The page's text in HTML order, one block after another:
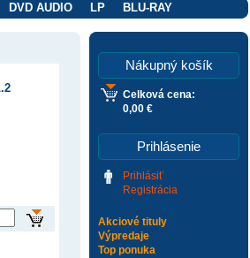
DVD AUDIO LP BLU-RAY
Nákupný košík
Celková cena:
0,00 €
Prihlásenie
Prihlásiť
Registrácia
Akciové tituly
Výpredaje
Top ponuka